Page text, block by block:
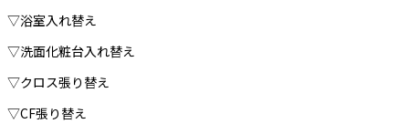
▽浴室入れ替え
▽洗面化粧台入れ替え
▽クロス張り替え
▽CF張り替え